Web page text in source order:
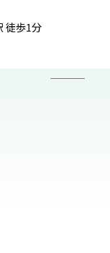
徒歩1分